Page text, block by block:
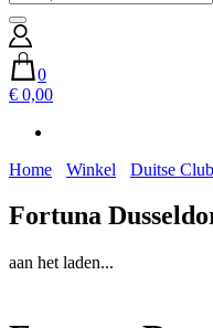
0
€ 0,00
Home Winkel Duitse
Fortuna
aan het laden...